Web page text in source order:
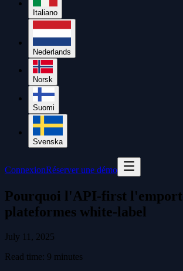
Italiano
Nederlands
Norsk
Suomi
Svenska
ConnexionRéserver une démo
Pourquoi l'API-first
plateformes white-label
July 11, 2025
Read time: 9 minutes